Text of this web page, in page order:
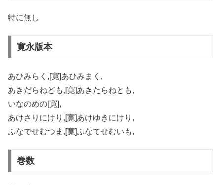
特に無し
寛永版本
あひみらく,[寛]あひみまく,
あきだらねども,[寛]あきたらねとも,
いなのめの[寛],
あけさりにけり,[寛]あけゆきにけり,
ふなでせむつま,[寛]ふなてせむいも,
巻数